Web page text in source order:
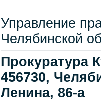
Управление
Челябинской
Прокуратура
456730,
Ленина, 86-а